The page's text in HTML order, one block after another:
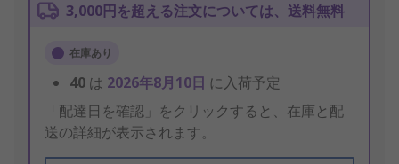
3,000円を超える注文については、送料無料
在庫あり
40 は 2026年8月10日 に入荷予定
「配達日を確認」をクリックすると、在庫と配
送の詳細が表示されます。